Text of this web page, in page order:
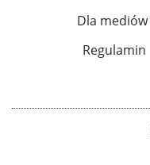
Dla mediów
Regulamin